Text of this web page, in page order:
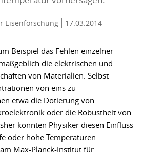
Eisenforschung 17.03.2014
Beispiel das Fehlen einzelner
die elektrischen und
von Materialien. Selbst
von eins zu
etwa die Dotierung von
oder die Robustheit von
konnten Physiker diesen Einfluss
oder hohe Temperaturen
Max-Planck-Institut für